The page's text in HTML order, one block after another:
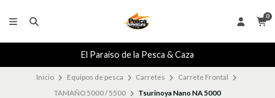
0
El Paraiso de la Pesca & Caza
Inicio Equipos de pesca Carretes
Carrete Frontal
TAMAÑO 5000 / 5500
Tsurinoya Nano NA 5000